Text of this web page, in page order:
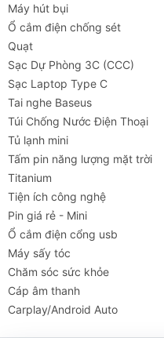
Tai nghe Máy chiếu
Máy hút bụi
Ổ cắm điện chống sét
Quạt
Sạc Dự Phòng 3C (CCC)
Sạc Laptop Type C
Tai nghe Baseus
Túi Chống Nước Điện Thoại
Tủ lạnh mini
Tấm pin năng lượng mặt trời
Titanium
Tiện ích công nghệ
Pin giá rẻ - Mini
Ổ cắm điện cổng usb
Máy sấy tóc
Chăm sóc sức khỏe
Cáp âm thanh
Carplay/Android Auto